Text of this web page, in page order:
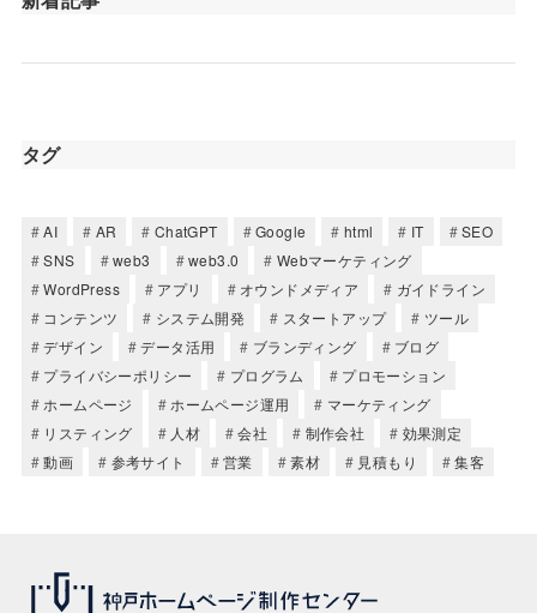
タグ
AI AR ChatGPT Google html IT
SEO
SNS
web3 web3.0
Webマーケティング
WordPress
アプリ オウンドメディア
ガイドライン
コンテンツ
システム開発 スタートアップ
ツール
デザイン
データ活用 ブランディング
ブログ
プライバシーポリシー
プログラム
プロモーション
ホームページ
ホームページ運用
マーケティング
リスティング
人材 会社 制作会社
効果測定
動画
参考サイト 営業 素材 見積もり 集客